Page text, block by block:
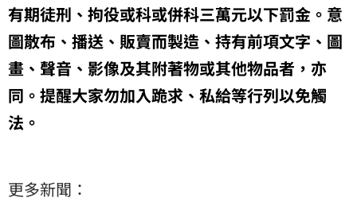
有期徒刑、拘役或科或併科三萬元以下罰金。意
圖散布、播送、販賣而製造、持有前項文字、圖
畫、聲音、影像及其附著物或其他物品者，亦
同。提醒大家勿加入跪求、私給等行列以免觸
法。
更多新聞：